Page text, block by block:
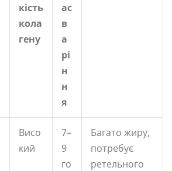
кість
кола
гену
ас
в
а
рі
н
н
я
Висо
кий
7–
9
го
Багато жиру,
потребує
ретельного